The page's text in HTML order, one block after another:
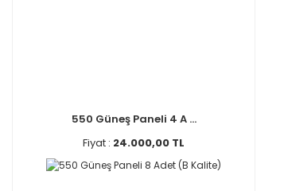
550 Güneş Paneli 4 A ...
Fiyat : 24.000,00 TL